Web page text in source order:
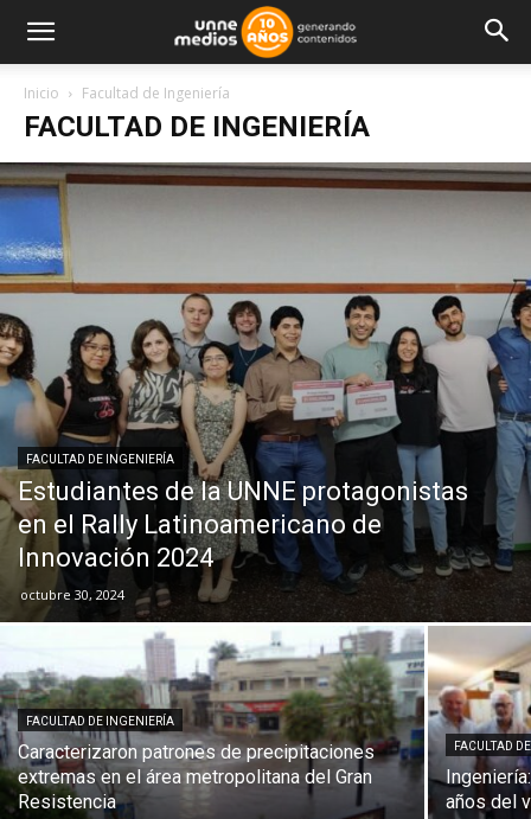
Inicio Facultad de Ingeniería
FACULTAD DE INGENIERÍA
FACULTAD DE INGENIERÍA
Estudiantes de la UNNE protagonistas
en el Rally Latinoamericano de
Innovación 2024
octubre 30, 2024
FACULTAD DE INGENIERÍA
Caracterizaron patrones de precipitaciones
extremas en el área metropolitana del Gran
Resistencia
FACULTAD
años del